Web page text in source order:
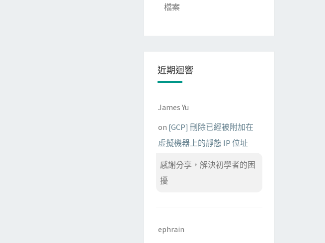
檔案
近期迴響
James Yu
on [GCP] 刪除已經被附加在
虛擬機器上的靜態 IP 位址
感謝分享，解決初學者的困
擾
ephrain